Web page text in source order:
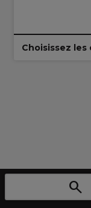
Choisissez les